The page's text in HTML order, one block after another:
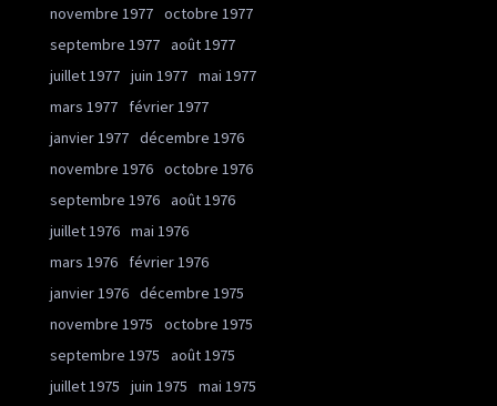
novembre 1977 octobre 1977
septembre 1977 août 1977
juillet 1977 juin 1977 mai 1977
mars 1977
février 1977
janvier 1977 décembre 1976
novembre 1976 octobre 1976
septembre 1976 août 1976
juillet 1976 mai 1976
mars 1976
février 1976
janvier 1976 décembre 1975
novembre 1975
octobre 1975
septembre 1975
août 1975
juillet 1975
juin 1975
mai 1975